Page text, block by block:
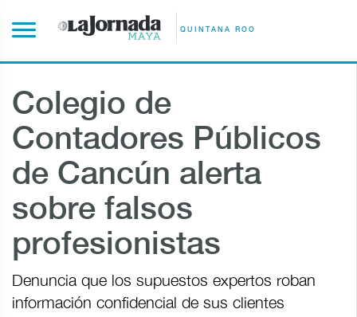
QUINTANA ROO
Colegio de
Contadores Públicos
de Cancún alerta
sobre falsos
profesionistas
Denuncia que los supuestos expertos roban
información confidencial de sus clientes